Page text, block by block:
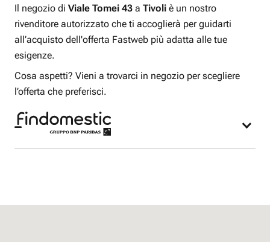
Il negozio di Viale Tomei 43 a Tivoli è un nostro
rivenditore autorizzato che ti accoglierà per guidarti
all’acquisto dell'offerta Fastweb più adatta alle tue
esigenze.
Cosa aspetti? Vieni a trovarci in negozio per scegliere
l’offerta che preferisci.